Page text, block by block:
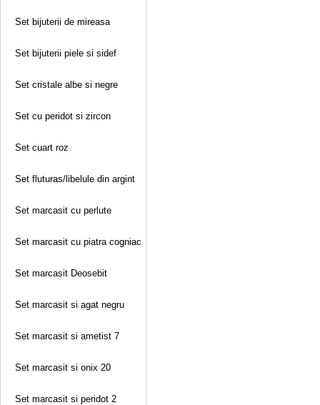
Set bijuterii de mireasa
Set bijuterii piele si sidef
Set cristale albe si negre
Set cu peridot si zircon
Set cuart roz
Set fluturas/libelule din argint
Set marcasit cu perlute
Set marcasit cu piatra cogniac
Set marcasit Deosebit
Set marcasit si agat negru
Set marcasit si ametist 7
Set marcasit si onix 20
Set marcasit si peridot 2